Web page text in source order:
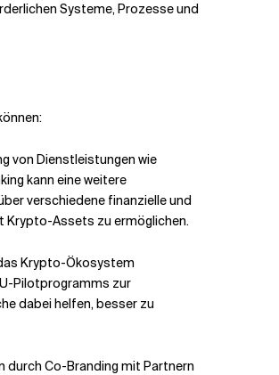
Systeme, Prozesse und
von Dienstleistungen wie
kann eine weitere
verschiedene finanzielle und
Krypto-Assets zu ermöglichen.
Krypto-Ökosystem
Pilotprogramms zur
dabei helfen, besser zu
durch Co-Branding mit Partnern